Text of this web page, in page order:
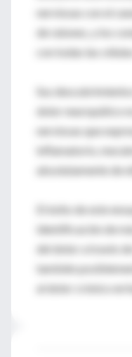
nerviosas con el
de ratones, y los
con todas las
Sus
dolor neuropático
nerviosas que
inflamatorio,
absolutamente de
El éxito de este
identificación de
del dolor a través
también
al dolor crónico en